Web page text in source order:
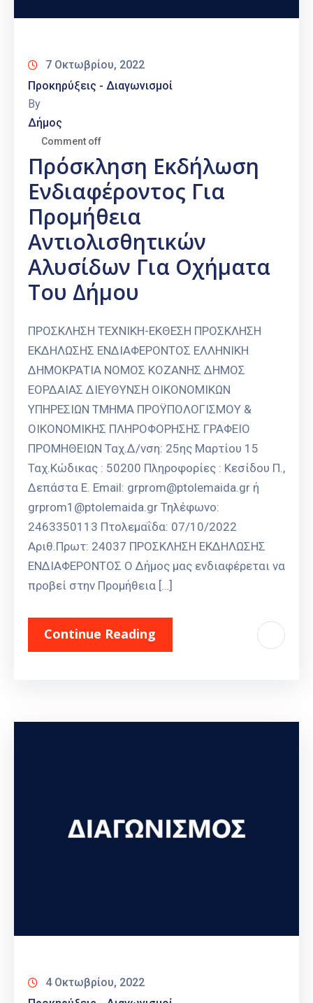
7 Οκτωβρίου, 2022
Προκηρύξεις - Διαγωνισμοί
By
Δήμος
Comment off
Πρόσκληση Εκδήλωση
Ενδιαφέροντος Για
Προμήθεια
Αντιολισθητικών
Αλυσίδων Για Οχήματα
Του Δήμου
ΠΡΟΣΚΛΗΣΗ ΤΕΧΝΙΚΗ-ΕΚΘΕΣΗ ΠΡΟΣΚΛΗΣΗ
ΕΚΔΗΛΩΣΗΣ ΕΝΔΙΑΦΕΡΟΝΤΟΣ ΕΛΛΗΝΙΚΗ
ΔΗΜΟΚΡΑΤΙΑ ΝΟΜΟΣ ΚΟΖΑΝΗΣ ΔΗΜΟΣ
ΕΟΡΔΑΙΑΣ ΔΙΕΥΘΥΝΣΗ ΟΙΚΟΝΟΜΙΚΩΝ
ΥΠΗΡΕΣΙΩΝ ΤΜΗΜΑ ΠΡΟΫΠΟΛΟΓΙΣΜΟΥ &
ΟΙΚΟΝΟΜΙΚΗΣ ΠΛΗΡΟΦΟΡΗΣΗΣ ΓΡΑΦΕΙΟ
ΠΡΟΜΗΘΕΙΩΝ Ταχ.Δ/νση: 25ης Μαρτίου 15
Ταχ.Κώδικας : 50200 Πληροφορίες : Κεσίδου Π.,
Δεπάστα Ε. Email: grprom@ptolemaida.gr ή
grprom1@ptolemaida.gr Τηλέφωνο:
2463350113 Πτολεμαΐδα: 07/10/2022
Αριθ.Πρωτ: 24037 ΠΡΟΣΚΛΗΣΗ ΕΚΔΗΛΩΣΗΣ
ΕΝΔΙΑΦΕΡΟΝΤΟΣ Ο Δήμος μας ενδιαφέρεται να
προβεί στην Προμήθεια […]
Continue Reading
4 Οκτωβρίου, 2022